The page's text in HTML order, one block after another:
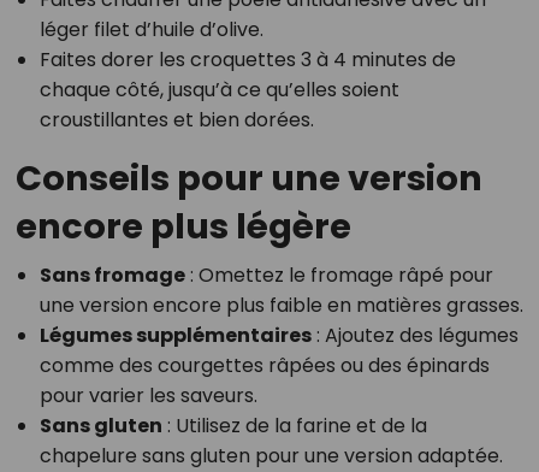
léger filet d’huile d’olive.
Faites dorer les croquettes 3 à 4 minutes de
chaque côté, jusqu’à ce qu’elles soient
croustillantes et bien dorées.
Conseils pour une version
encore plus légère
Sans fromage: Omettez le fromage râpé pour
une version encore plus faible en matières grasses.
Légumes supplémentaires: Ajoutez des légumes
comme des courgettes râpées ou des épinards
pour varier les saveurs.
Sans gluten : Utilisez de la farine et de la
chapelure sans gluten pour une version adaptée.